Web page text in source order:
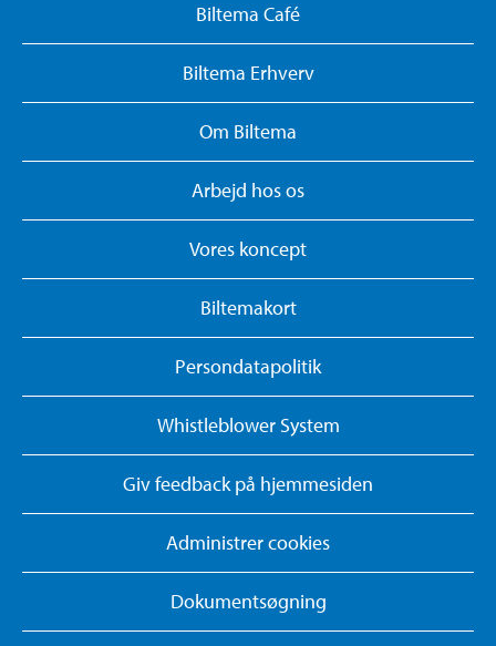
Biltema Café
Biltema Erhverv
Om Biltema
Arbejd hos os
Vores koncept
Biltemakort
Persondatapolitik
Whistleblower System
Giv feedback på hjemmesiden
Administrer cookies
Dokumentsøgning